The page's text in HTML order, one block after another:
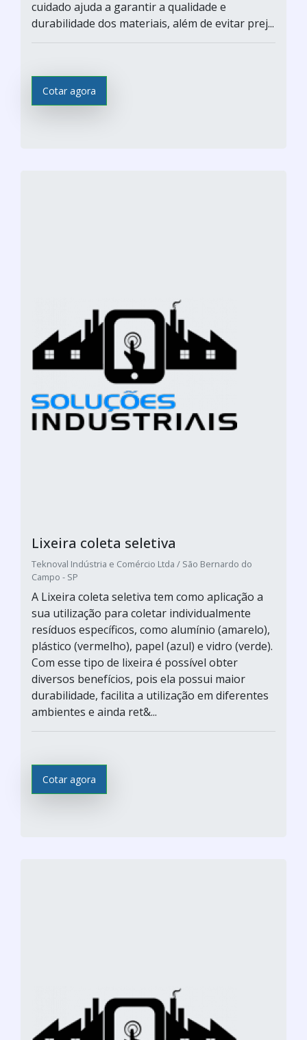
cuidado ajuda a garantir a qualidade e
durabilidade dos materiais, além de evitar prej...
Cotar agora
Lixeira coleta seletiva
Teknoval Indústria e Comércio Ltda / São Bernardo do
Campo - SP
A Lixeira coleta seletiva tem como aplicação a
sua utilização para coletar individualmente
resíduos específicos, como alumínio (amarelo),
plástico (vermelho), papel (azul) e vidro (verde).
Com esse tipo de lixeira é possível obter
diversos benefícios, pois ela possui maior
durabilidade, facilita a utilização em diferentes
ambientes e ainda ret&...
Cotar agora